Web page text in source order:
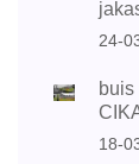
24-
18-